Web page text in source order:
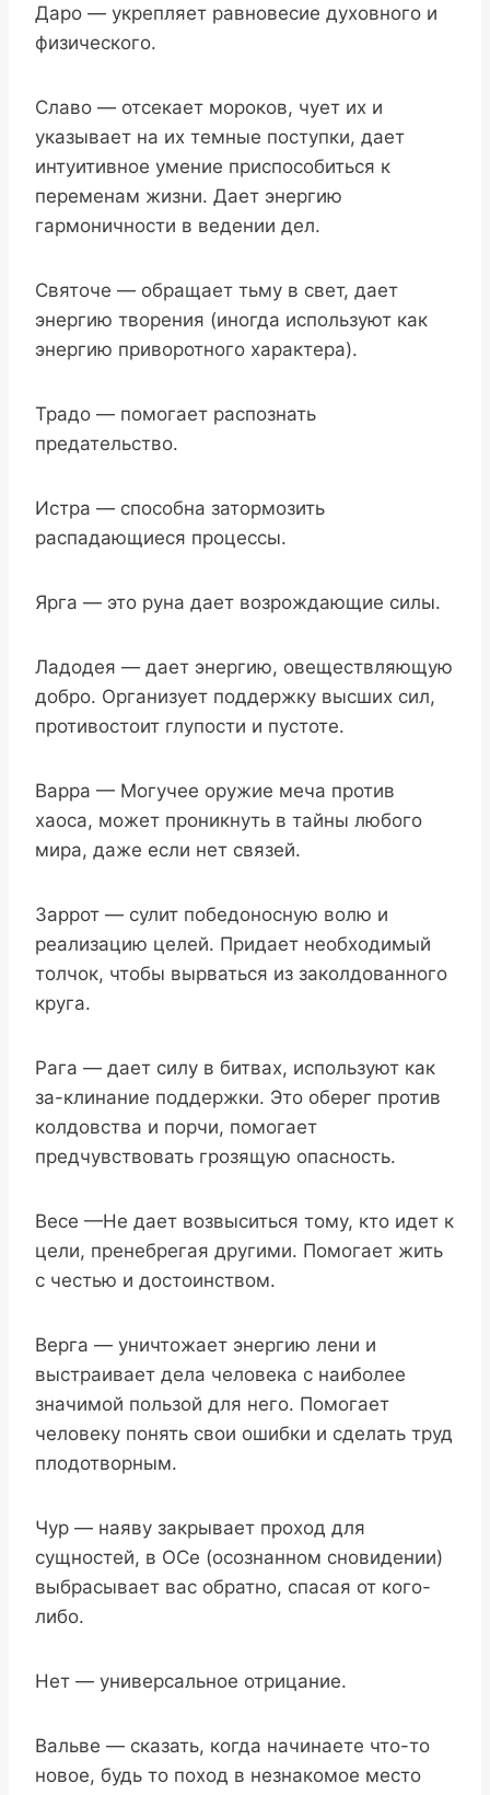
Даро — укрепляет равновесие духовного и
физического.
Славо — отсекает мороков, чует их и
указывает на их темные поступки, дает
интуитивное умение приспособиться к
переменам жизни. Дает энергию
гармоничности в ведении дел.
Святоче — обращает тьму в свет, дает
энергию творения (иногда используют как
энергию приворотного характера).
Традо — помогает распознать
предательство.
Истра — способна затормозить
распадающиеся процессы.
Ярга — это руна дает возрождающие силы.
Ладодея — дает энергию, овеществляющую
добро. Организует поддержку высших сил,
противостоит глупости и пустоте.
Варра — Могучее оружие меча против
хаоса, может проникнуть в тайны любого
мира, даже если нет связей.
Заррот — сулит победоносную волю и
реализацию целей. Придает необходимый
толчок, чтобы вырваться из заколдованного
круга.
Рага — дает силу в битвах, используют как
за-клинание поддержки. Это оберег против
колдовства и порчи, помогает
предчувствовать грозящую опасность.
Весе —Не дает возвыситься тому, кто идет к
цели, пренебрегая другими. Помогает жить
с честью и достоинством.
Верга — уничтожает энергию лени и
выстраивает дела человека с наиболее
значимой пользой для него. Помогает
человеку понять свои ошибки и сделать труд
плодотворным.
Чур — наяву закрывает проход для
сущностей, в ОСе (осознанном сновидении)
выбрасывает вас обратно, спасая от кого-
либо.
Нет — универсальное отрицание.
Вальве — сказать, когда начинаете что-то
новое, будь то поход в незнакомое место